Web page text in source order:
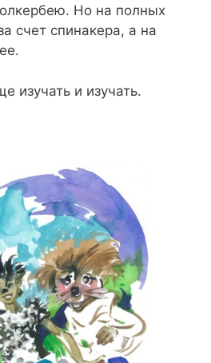
Но на полных
счет спинакера, а на
изучать и изучать.